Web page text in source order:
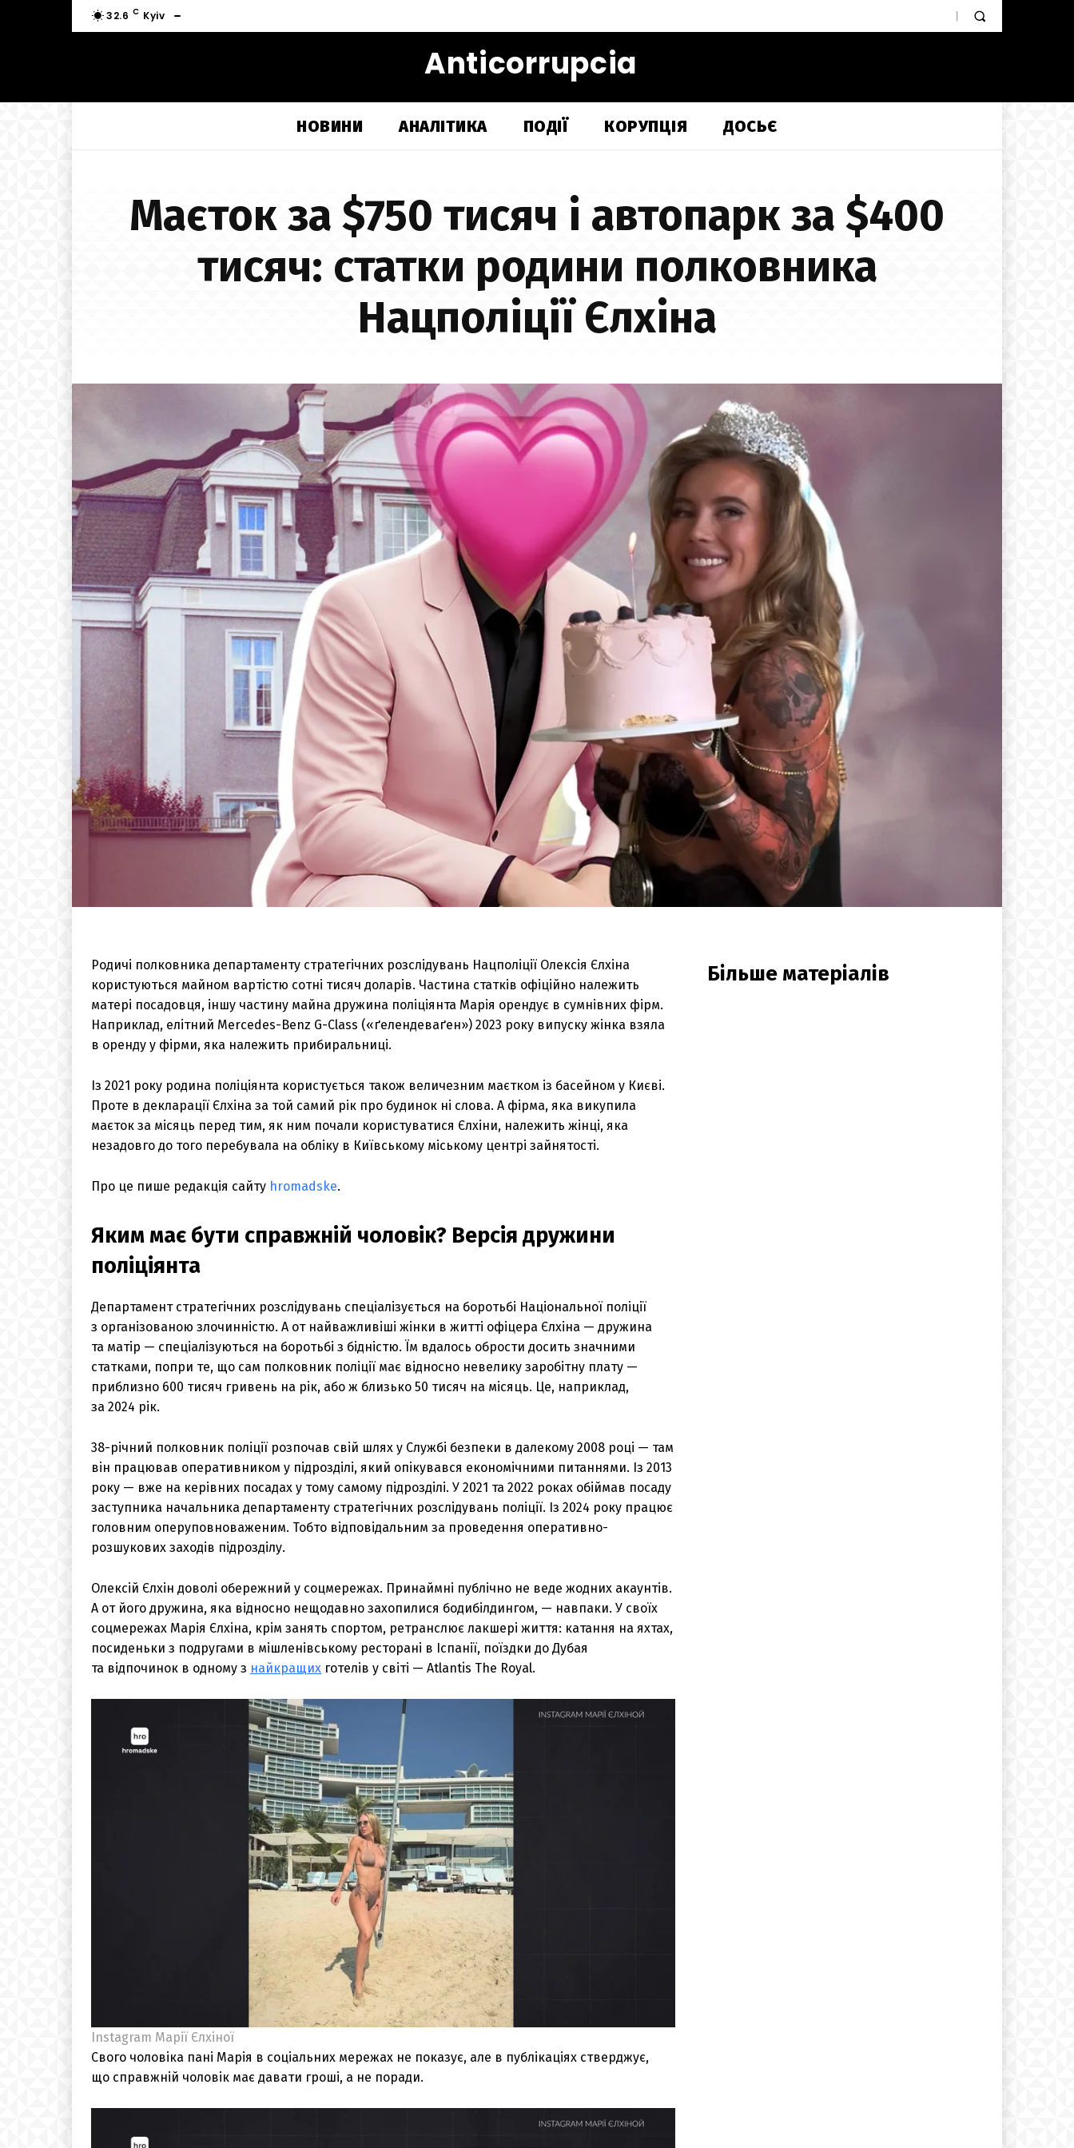
32.6 C Kyiv
Anticorrupcia
НОВИНИ АНАЛІТИКА ПОДІЇ КОРУПЦІЯ ДОСЬЄ
Маєток за $750 тисяч і автопарк за $400
тисяч: статки родини полковника
Нацполіції Єлхіна
Родичі полковника департаменту стратегічних розслідувань Нацполіції Олексія Єлхіна
користуються майном вартістю сотні тисяч доларів. Частина статків офіційно належить
матері посадовця, іншу частину майна дружина поліціянта Марія орендує в сумнівних фірм.
Наприклад, елітний Mercedes-Benz G-Class («ґелендеваґен») 2023 року випуску жінка взяла
в оренду у фірми, яка належить прибиральниці.
Із 2021 року родина поліціянта користується також величезним маєтком із басейном у Києві.
Проте в декларації Єлхіна за той самий рік про будинок ні слова. А фірма, яка викупила
маєток за місяць перед тим, як ним почали користуватися Єлхіни, належить жінці, яка
незадовго до того перебувала на обліку в Київському міському центрі зайнятості.
Про це пише редакція сайту hromadske.
Яким має бути справжній чоловік? Версія дружини
поліціянта
Департамент стратегічних розслідувань спеціалізується на боротьбі Національної поліції
з організованою злочинністю. А от найважливіші жінки в житті офіцера Єлхіна — дружина
та матір — спеціалізуються на боротьбі з бідністю. Їм вдалось обрости досить значними
статками, попри те, що сам полковник поліції має відносно невелику заробітну плату —
приблизно 600 тисяч гривень на рік, або ж близько 50 тисяч на місяць. Це, наприклад,
за 2024 рік.
38-річний полковник поліції розпочав свій шлях у Службі безпеки в далекому 2008 році — там
він працював оперативником у підрозділі, який опікувався економічними питаннями. Із 2013
року — вже на керівних посадах у тому самому підрозділі. У 2021 та 2022 роках обіймав посаду
заступника начальника департаменту стратегічних розслідувань поліції. Із 2024 року працює
головним оперуповноваженим. Тобто відповідальним за проведення оперативно-
розшукових заходів підрозділу.
Олексій Єлхін доволі обережний у соцмережах. Принаймні публічно не веде жодних акаунтів.
А от його дружина, яка відносно нещодавно захопилися бодибілдингом, — навпаки. У своїх
соцмережах Марія Єлхіна, крім занять спортом, ретранслює лакшері життя: катання на яхтах,
посиденьки з подругами в мішленівському ресторані в Іспанії, поїздки до Дубая
та відпочинок в одному з найкращих готелів у світі — Atlantis The Royal.
Instagram Марії Єлхіної
Свого чоловіка пані Марія в соціальних мережах не показує, але в публікаціях стверджує,
що справжній чоловік має давати гроші, а не поради.
Більше матеріалів